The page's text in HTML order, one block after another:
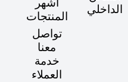
الداخلي
اشهر
المنتجات
تواصل
معنا
خدمة
العملاء